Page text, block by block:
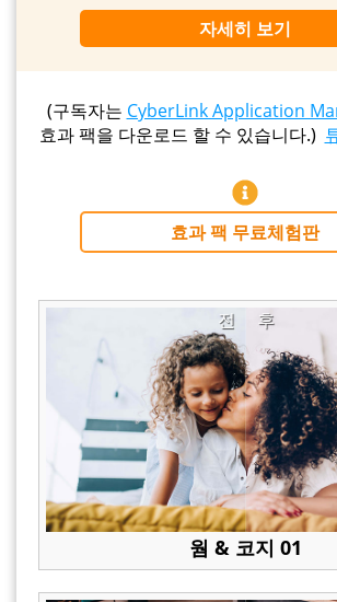
자세히 보기
(구독자는 CyberLink Application
효과 팩을 다운로드 할 수 있습니다.)
효과 팩 무료체험판
후
전
웜 & 코지 01